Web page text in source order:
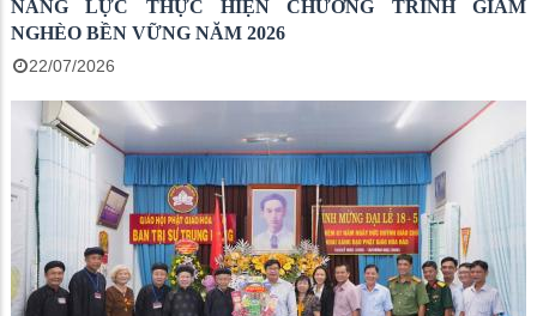
NĂNG LỰC THỰC HIỆN CHƯƠNG TRÌNH GIẢM
NGHÈO BỀN VỮNG NĂM 2026
22/07/2026